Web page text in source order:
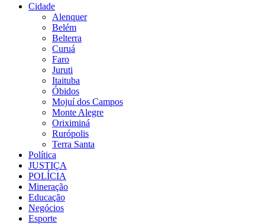
Cidade
Alenquer
Belém
Belterra
Curuá
Faro
Juruti
Itaituba
Óbidos
Mojuí dos Campos
Monte Alegre
Oriximiná
Rurópolis
Terra Santa
Política
JUSTIÇA
POLÍCIA
Mineração
Educação
Negócios
Esporte